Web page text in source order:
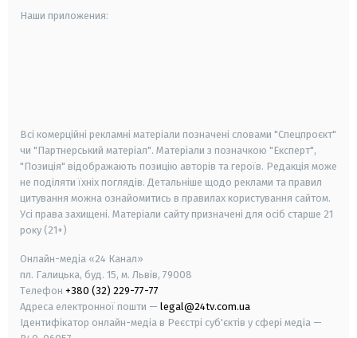
Наши приложения:
Всі комерційні рекламні матеріали позначені словами "Спецпроєкт"
чи "Партнерський матеріал". Матеріали з позначкою "Експерт",
"Позиція" відображають позицію авторів та героїв. Редакція може
не поділяти їхніх поглядів. Детальніше щодо реклами та правил
цитування можна ознайомитись в правилах користування сайтом.
Усі права захищені. Матеріали сайту призначені для осіб старше 21
року (21+)
Онлайн-медіа «24 Канал»
пл. Галицька, буд. 15, м. Львів, 79008
Телефон +380 (32) 229-77-77
Адреса електронної пошти — legal@24tv.com.ua
Ідентифікатор онлайн-медіа в Реєстрі суб'єктів у сфері медіа —